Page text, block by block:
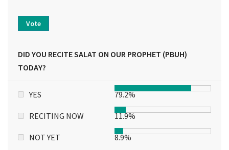
Vote
DID YOU RECITE SALAT ON OUR PROPHET (PBUH)
TODAY?
YES 79.2%
RECITING NOW 11.9%
NOT YET 8.9%